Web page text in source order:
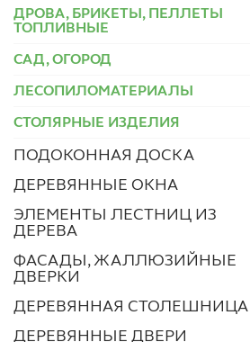
ДРОВА, БРИКЕТЫ, ПЕЛЛЕТЫ
ТОПЛИВНЫЕ
САД, ОГОРОД
ЛЕСОПИЛОМАТЕРИАЛЫ
СТОЛЯРНЫЕ ИЗДЕЛИЯ
ПОДОКОННАЯ ДОСКА
ДЕРЕВЯННЫЕ ОКНА
ЭЛЕМЕНТЫ ЛЕСТНИЦ ИЗ
ДЕРЕВА
ФАСАДЫ, ЖАЛЛЮЗИЙНЫЕ
ДВЕРКИ
ДЕРЕВЯННАЯ СТОЛЕШНИЦА
ДЕРЕВЯННЫЕ ДВЕРИ